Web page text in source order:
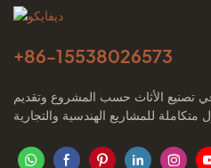
+86-15538026573
تصنيع الأثاث حسب المشروع وتقديم
متكاملة للمشاريع الهندسية والتجارية